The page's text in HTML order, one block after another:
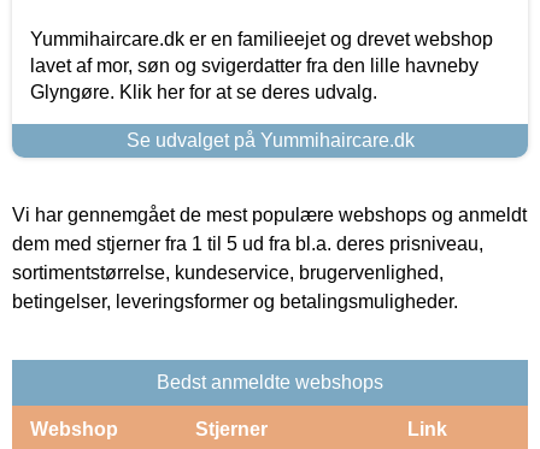
Yummihaircare.dk er en familieejet og drevet webshop
lavet af mor, søn og svigerdatter fra den lille havneby
Glyngøre. Klik her for at se deres udvalg.
Se udvalget på Yummihaircare.dk
Vi har gennemgået de mest populære webshops og anmeldt
dem med stjerner fra 1 til 5 ud fra bl.a. deres prisniveau,
sortimentstørrelse, kundeservice, brugervenlighed,
betingelser, leveringsformer og betalingsmuligheder.
Bedst anmeldte webshops
Webshop Stjerner Link